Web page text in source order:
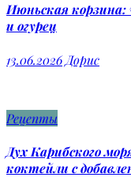
Июньская
и огурец
13.06.2026 Дорис
Рецепты
Дух Карибского
коктейли с